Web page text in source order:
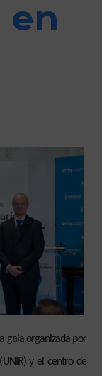
en
gala organizada por
y el centro de